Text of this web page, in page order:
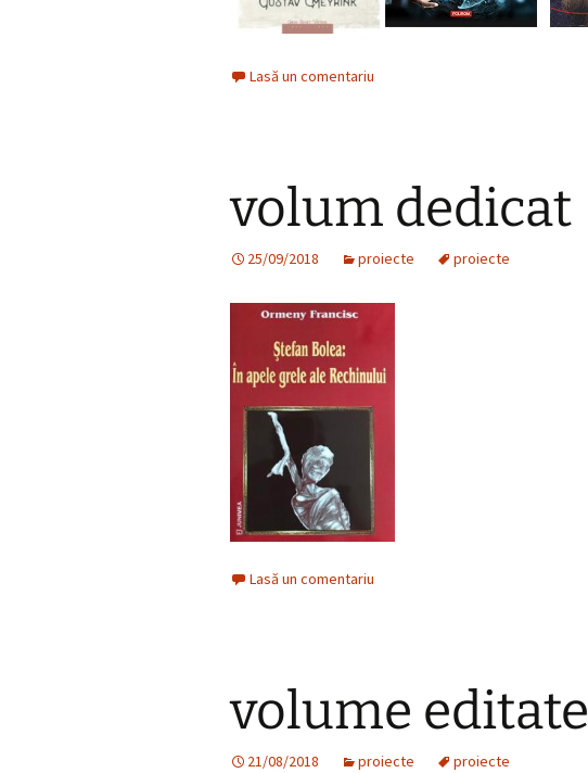
Lasă un comentariu
volum dedicat
25/09/2018 proiecte proiecte
Lasă un comentariu
volume editate
21/08/2018 proiecte proiecte